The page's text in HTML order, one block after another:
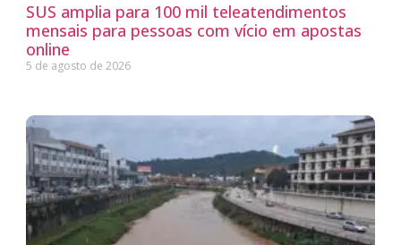
SUS amplia para 100 mil teleatendimentos
mensais para pessoas com vício em apostas
online
5 de agosto de 2026